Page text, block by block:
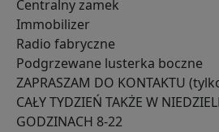
Centralny zamek
Immobilizer
Radio fabryczne
Podgrzewane lusterka boczne
ZAPRASZAM DO KONTAKTU
CAŁY TYDZIEŃ TAKŻE W
GODZINACH 8-22